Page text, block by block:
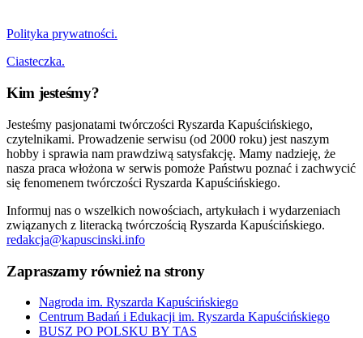
Polityka prywatności.
Ciasteczka.
Kim jesteśmy?
Jesteśmy pasjonatami twórczości Ryszarda Kapuścińskiego,
czytelnikami. Prowadzenie serwisu (od 2000 roku) jest naszym
hobby i sprawia nam prawdziwą satysfakcję. Mamy nadzieję, że
nasza praca włożona w serwis pomoże Państwu poznać i zachwycić
się fenomenem twórczości Ryszarda Kapuścińskiego.
Informuj nas o wszelkich nowościach, artykułach i wydarzeniach
związanych z literacką twórczością Ryszarda Kapuścińskiego.
redakcja@kapuscinski.info
Zapraszamy również na strony
Nagroda im. Ryszarda Kapuścińskiego
Centrum Badań i Edukacji im. Ryszarda Kapuścińskiego
BUSZ PO POLSKU BY TAS